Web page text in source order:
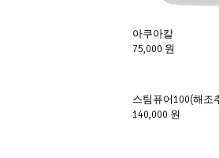
아쿠아칼
75,000 원
스팀퓨어100(해조
140,000 원